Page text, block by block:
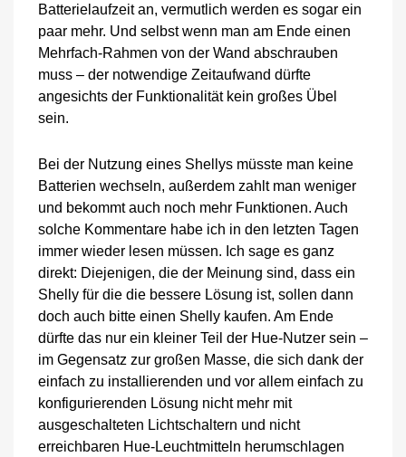
Batterielaufzeit an, vermutlich werden es sogar ein
paar mehr. Und selbst wenn man am Ende einen
Mehrfach-Rahmen von der Wand abschrauben
muss – der notwendige Zeitaufwand dürfte
angesichts der Funktionalität kein großes Übel
sein.
Bei der Nutzung eines Shellys müsste man keine
Batterien wechseln, außerdem zahlt man weniger
und bekommt auch noch mehr Funktionen. Auch
solche Kommentare habe ich in den letzten Tagen
immer wieder lesen müssen. Ich sage es ganz
direkt: Diejenigen, die der Meinung sind, dass ein
Shelly für die die bessere Lösung ist, sollen dann
doch auch bitte einen Shelly kaufen. Am Ende
dürfte das nur ein kleiner Teil der Hue-Nutzer sein –
im Gegensatz zur großen Masse, die sich dank der
einfach zu installierenden und vor allem einfach zu
konfigurierenden Lösung nicht mehr mit
ausgeschalteten Lichtschaltern und nicht
erreichbaren Hue-Leuchtmitteln herumschlagen